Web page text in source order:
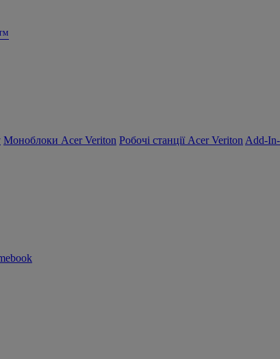
Моноблоки Acer Veriton Робочі станції Acer Veriton Add-